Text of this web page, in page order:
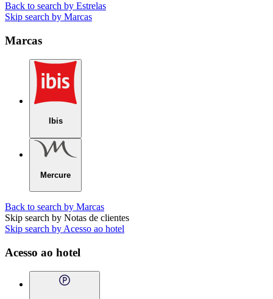
Back to search by Estrelas
Skip search by Marcas
Marcas
Ibis
Mercure
Back to search by Marcas
Skip search by Notas de clientes
Skip search by Acesso ao hotel
Acesso ao hotel